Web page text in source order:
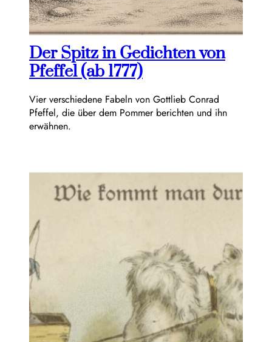
Der Spitz in Gedichten von
Pfeffel (ab 1777)
Vier verschiedene Fabeln von Gottlieb Conrad
Pfeffel, die über dem Pommer berichten und ihn
erwähnen.